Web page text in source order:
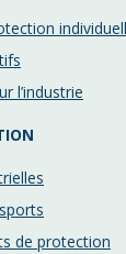
l’industrie
de protection